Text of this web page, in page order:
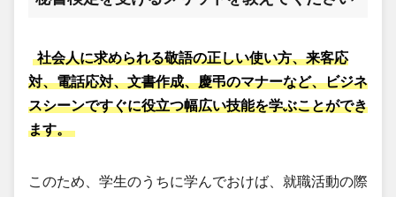
社会人に求められる敬語の正しい使い方、来客応
対、電話応対、文書作成、慶弔のマナーなど、ビジネ
スシーンですぐに役立つ幅広い技能を学ぶことができ
ます。
このため、学生のうちに学んでおけば、就職活動の際